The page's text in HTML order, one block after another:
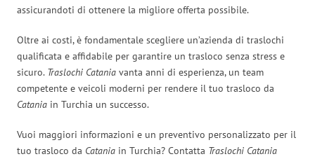
assicurandoti di ottenere la migliore offerta possibile.
Oltre ai costi, è fondamentale scegliere un’azienda di traslochi
qualificata e affidabile per garantire un trasloco senza stress e
sicuro. Traslochi Catania vanta anni di esperienza, un team
competente e veicoli moderni per rendere il tuo trasloco da
Catania in Turchia un successo.
Vuoi maggiori informazioni e un preventivo personalizzato per il
tuo trasloco da Catania in Turchia? Contatta Traslochi Catania